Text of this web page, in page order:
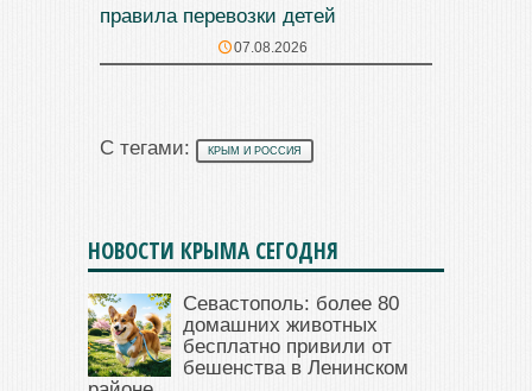
правила перевозки детей
07.08.2026
С тегами: КРЫМ И РОССИЯ
НОВОСТИ КРЫМА СЕГОДНЯ
Севастополь: более 80
домашних животных
бесплатно привили от
бешенства в Ленинском